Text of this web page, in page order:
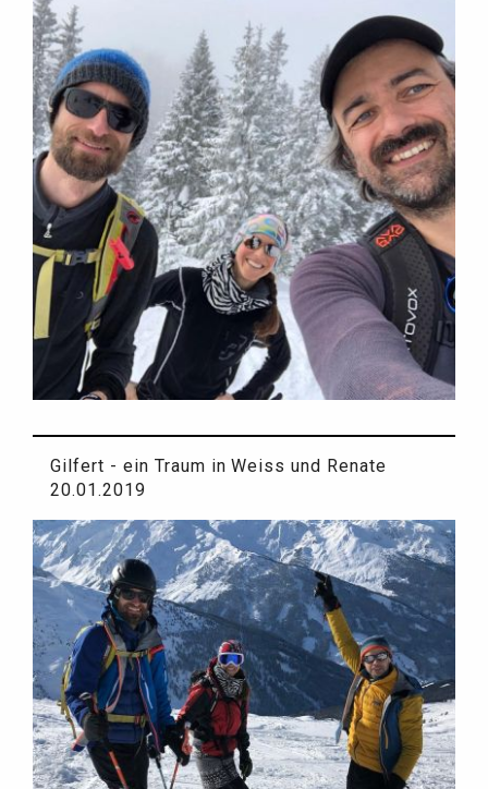
Gilfert - ein Traum in Weiss und Renate
20.01.2019